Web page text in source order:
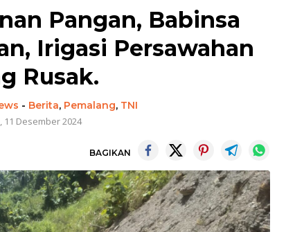
Pangan, Babinsa
Irigasi Persawahan
Rusak.
- Berita, Pemalang, TNI
11 Desember 2024
BAGIKAN